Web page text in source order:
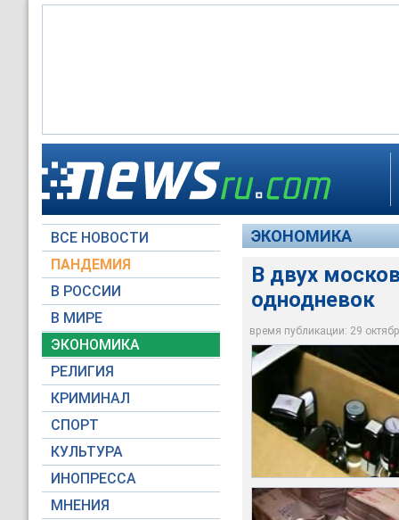
ВСЕ НОВОСТИ
ПАНДЕМИЯ
В РОССИИ
В МИРЕ
ЭКОНОМИКА
РЕЛИГИЯ
КРИМИНАЛ
СПОРТ
КУЛЬТУРА
ИНОПРЕССА
МНЕНИЯ
ЭКОНОМИКА
В двух
однодневок
время публикации: 29
В двух московских
Первый канал
"Сотрудники МВД
подозреваются в
собеседник
Первый канал
"Департамент
сигналу, и кому
НТВ